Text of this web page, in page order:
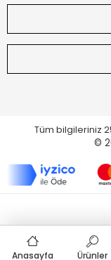
Tüm bilgileriniz
©
Anasayfa Ürünler